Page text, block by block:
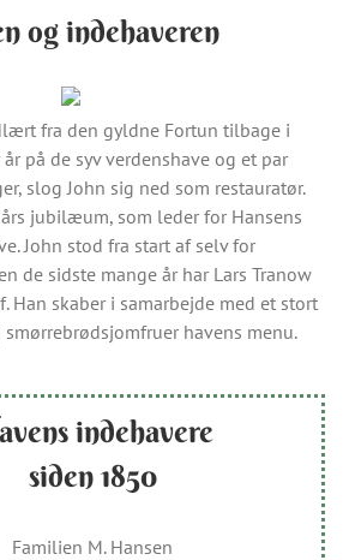
og indehaveren
fra den gyldne Fortun tilbage i
på de syv verdenshave og et par
slog John sig ned som restauratør.
jubilæum, som leder for Hansens
John stod fra start af selv for
de sidste mange år har Lars Tranow
Han skaber i samarbejde med et stort
havens menu.
indehavere
siden 1850
Familien M. Hansen